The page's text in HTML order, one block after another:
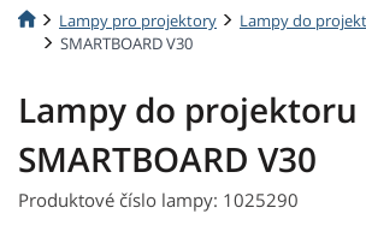
Lampy pro projektory
Lampy do
SMARTBOARD V30
Lampy do projektoru
SMARTBOARD V30
Produktové číslo lampy: 1025290